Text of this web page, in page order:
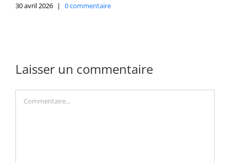
30 avril 2026 | 0 commentaire
Laisser un commentaire